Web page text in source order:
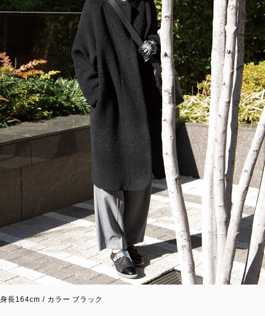
身長164cm / カラー ブラック